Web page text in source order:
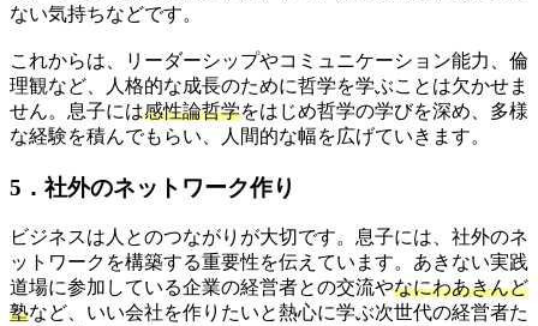
ない気持ちなどです。
これからは、リーダーシップやコミュニケーション能力、倫
理観など、人格的な成長のために哲学を学ぶことは欠かせま
せん。息子には感性論哲学をはじめ哲学の学びを深め、多様
な経験を積んでもらい、人間的な幅を広げていきます。
5．社外のネットワーク作り
ビジネスは人とのつながりが大切です。息子には、社外のネ
ットワークを構築する重要性を伝えています。あきない実践
道場に参加している企業の経営者との交流やなにわあきんど
塾など、いい会社を作りたいと熱心に学ぶ次世代の経営者た